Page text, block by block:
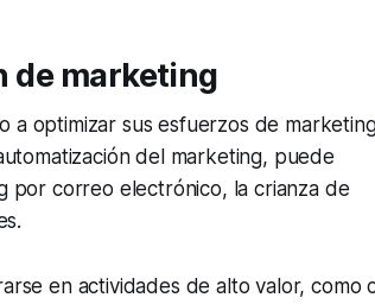
de marketing
a optimizar sus esfuerzos de
del marketing, puede
por correo electrónico, la crianza de
en actividades de alto valor, como